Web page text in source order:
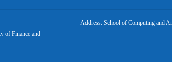
of Finance and
Address: School of Computing and